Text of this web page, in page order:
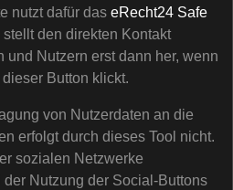
nutzt dafür das eRecht24 Safe
stellt den direkten Kontakt
und Nutzern erst dann her, wenn
Button klickt.
von Nutzerdaten an die
erfolgt durch dieses Tool nicht.
sozialen Netzwerke
Nutzung der Social-Buttons